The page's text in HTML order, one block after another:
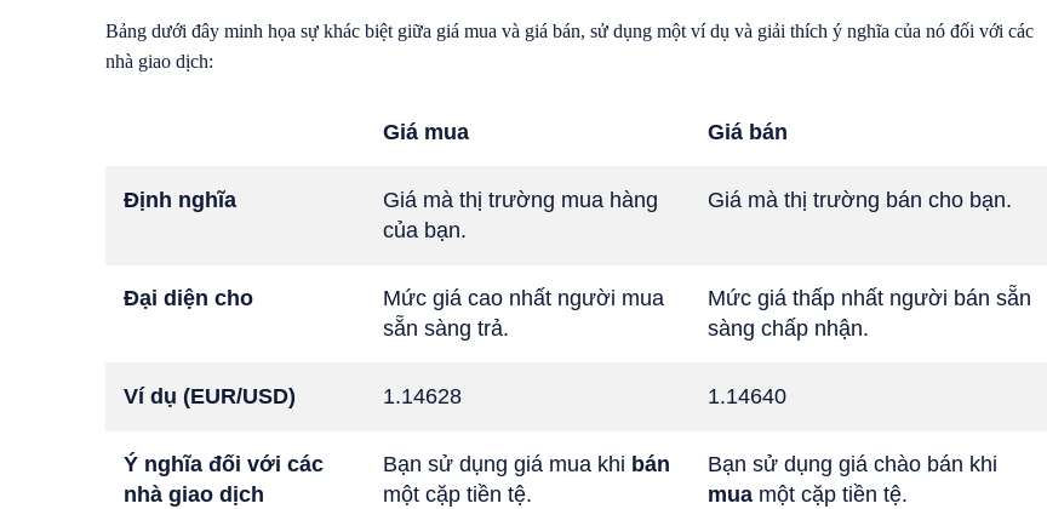
Bảng dưới đây minh họa sự khác biệt giữa giá mua và giá bán, sử dụng một ví dụ và giải thích ý nghĩa của nó đối với các
nhà giao dịch:
Giá mua Giá bán
Định nghĩa
Giá mà thị trường mua hàng
của bạn.
Giá mà thị trường bán cho bạn.
Đại diện cho
Mức giá cao nhất người mua
sẵn sàng trả.
Mức giá thấp nhất người bán sẵn
sàng chấp nhận.
Ví dụ (EUR/USD) 1.14628 1.14640
Ý nghĩa đối với các
nhà giao dịch
Bạn sử dụng giá mua khi bán
một cặp tiền tệ.
Bạn sử dụng giá chào bán khi
mua một cặp tiền tệ.